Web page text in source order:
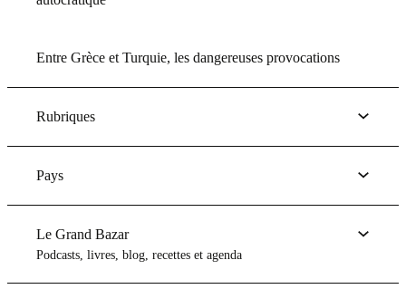
Entre Grèce et Turquie, les dangereuses provocations
Rubriques
Pays
Le Grand Bazar
Podcasts, livres, blog, recettes et agenda